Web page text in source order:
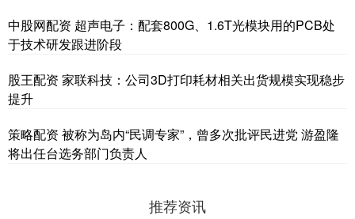
中股网配资 超声电子：配套800G、1.6T光模块用的PCB处
于技术研发跟进阶段
股王配资 家联科技：公司3D打印耗材相关出货规模实现稳步
提升
策略配资 被称为岛内“民调专家”，曾多次批评民进党 游盈隆
将出任台选务部门负责人
推荐资讯